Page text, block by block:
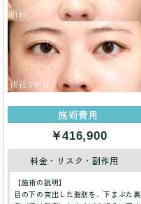
施術費用
￥416,900
料金・リスク・副作用
【施術の説明】
目の下の突出した脂肪を、下まぶた裏